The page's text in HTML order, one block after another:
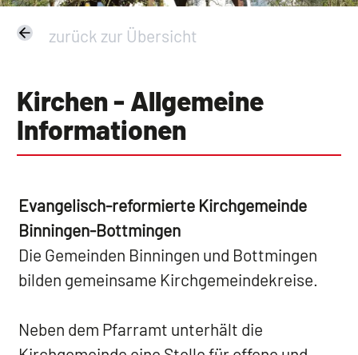
zurück zur Übersicht
Kirchen - Allgemeine
Informationen
Evangelisch-reformierte Kirchgemeinde
Binningen-Bottmingen
Die Gemeinden Binningen und Bottmingen
bilden gemeinsame Kirchgemeindekreise.
Neben dem Pfarramt unterhält die